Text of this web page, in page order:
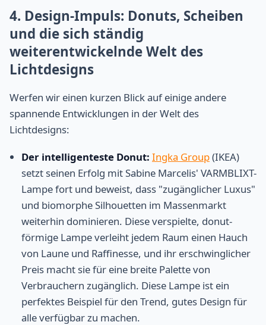
4. Design-Impuls: Donuts, Scheiben
und die sich ständig
weiterentwickelnde Welt des
Lichtdesigns
Werfen wir einen kurzen Blick auf einige andere
spannende Entwicklungen in der Welt des
Lichtdesigns:
Der intelligenteste Donut: Ingka Group(IKEA)
setzt seinen Erfolg mit Sabine Marcelis' VARMBLIXT-
Lampe fort und beweist, dass "zugänglicher Luxus"
und biomorphe Silhouetten im Massenmarkt
weiterhin dominieren. Diese verspielte, donut-
förmige Lampe verleiht jedem Raum einen Hauch
von Laune und Raffinesse, und ihr erschwinglicher
Preis macht sie für eine breite Palette von
Verbrauchern zugänglich. Diese Lampe ist ein
perfektes Beispiel für den Trend, gutes Design für
alle verfügbar zu machen.